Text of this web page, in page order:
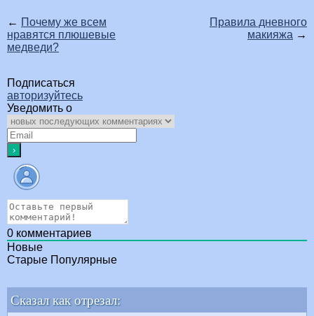
← Почему же всем
нравятся плюшевые
медведи?
Правила дневного
макияжа →
Подписаться
авторизуйтесь
Уведомить о
0 комментариев
Новые
Старые Популярные
Сказал как отрезал: